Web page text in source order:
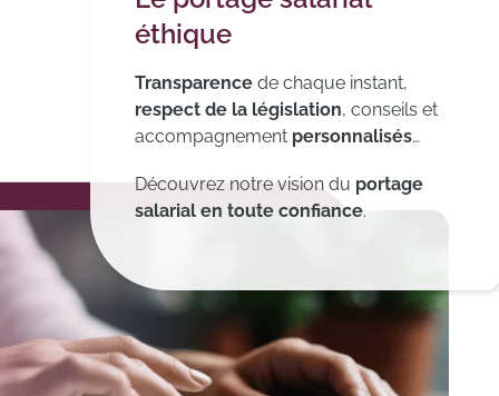
éthique
Transparencede chaque instant,
respect de la législation, conseils et
accompagnement personnalisés…
Découvrez notre vision du portage
salarial en toute confiance.